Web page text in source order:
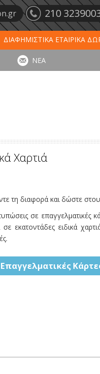
210
ΔΙΑΦΗΜΙΣΤΙΚΑ ΕΤΑΙΡΙΚΑ
ΤΑΠΕΤΑ ΕΙΣΟΔΟΥ
ΝΕΑ
Χαρτιά
τη διαφορά και δώστε
σε επαγγελματικές
σε εκατοντάδες ειδικά
Επαγγελματικές